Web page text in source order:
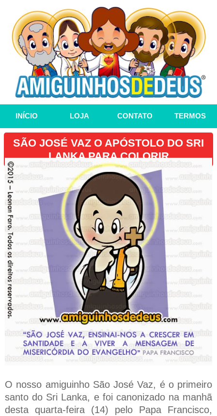
INÍCIO LOJA CONTATO TERMOS
SÃO JOSÉ VAZ O APÓSTOLO DO SRI
LANKA PARA COLORIR
O nosso amiguinho São José Vaz, é o primeiro
santo do Sri Lanka, e foi canonizado na manhã
desta quarta-feira (14) pelo Papa Francisco,